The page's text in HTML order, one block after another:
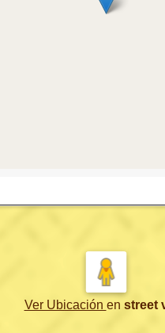
Ver Ubicación en street